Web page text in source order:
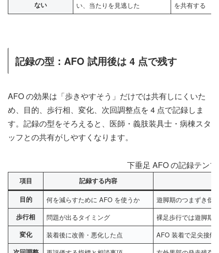
ない
い、当たりを見逃した
を共有する
記録の型：AFO 試用後は 4 点で残す
AFO の効果は「歩きやすそう」だけでは共有しにくいた
め、目的、歩行相、変化、次回調整点を 4 点で記録しま
す。記録の型をそろえると、医師・義肢装具士・病棟スタ
ッフとの共有がしやすくなります。
下垂足 AFO の記録テン
項目 記録する内容
目的 何を減らすために AFO を使うか 遊脚期のつまずき低
歩行相 問題が出るタイミング 裸足歩行では遊脚期
変化 装着後に改善・悪化した点 AFO 装着で足尖接触